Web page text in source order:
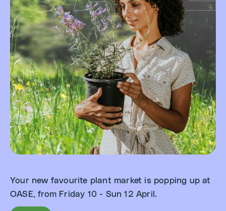
Your new favourite plant market is popping up at
OASE, from Friday 10 - Sun 12 April.